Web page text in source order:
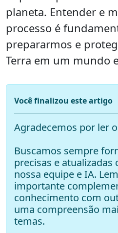
planeta. Entender e
processo é
prepararmos e
Terra em um mundo
Você finalizou este artigo
Agradecemos por ler
Buscamos sempre
precisas e atualizadas
nossa equipe e IA.
importante
conhecimento com
uma compreensão
temas.